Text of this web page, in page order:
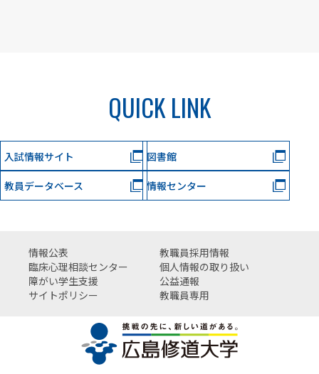
QUICK LINK
入試情報サイト 図書館
教員データベース 情報センター
情報公表
教職員採用情報
臨床心理相談センター
個人情報の取り扱い
障がい学生支援
公益通報
サイトポリシー
教職員専用